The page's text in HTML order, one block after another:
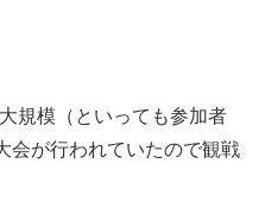
規模（といっても参加者
会が行われていたので観戦